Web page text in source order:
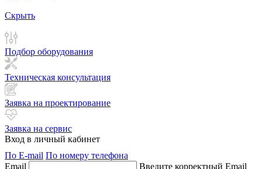
Скрыть
Подбор оборудования
Техническая консультация
Заявка на проектирование
Заявка на сервис
Вход в личный кабинет
По E-mail По номеру телефона
Email
Введите корректный Email